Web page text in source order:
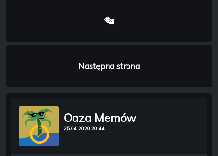
Następna strona
Oaza Memów
25.04.2020 20:44